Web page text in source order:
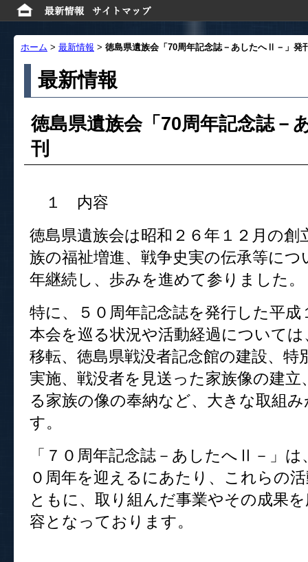
ホーム > 最新情報 > 徳島県遺族会「70周年記念誌－あしたへⅡ－」発
最新情報
徳島県遺族会「70周年記念誌－
刊
１ 内容
徳島県遺族会は昭和２６年１２月の創
族の福祉増進、戦争史実の伝承等に
年継続し、歩みを進めて参りました。
特に、５０周年記念誌を発行した平
本会を巡る状況や活動経過について
移転、徳島県戦没者記念館の建設、特
実施、戦没者を見送った家族像の建
る家族の像の奉納など、大きな取組
す。
「７０周年記念誌－あしたへⅡ－」
０周年を迎えるにあたり、これらの
ともに、取り組んだ事業やその成果
容となっております。